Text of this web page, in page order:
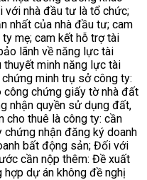
với nhà đầu tư là tổ chức;
nhất của nhà đầu tư; cam
mẹ; cam kết hỗ trợ tài
lãnh về năng lực tài
thuyết minh năng lực tài
minh trụ sở công ty:
công chứng giấy tờ nhà đất
nhận quyền sử dụng đất,
cho thuê là công ty: cần
nhận đăng ký doanh
bất động sản; Đối với
cần nộp thêm: Đề xuất
dự án không đề nghị